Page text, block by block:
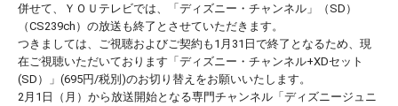
併せて、ＹＯＵテレビでは、「ディズニー・チャンネル」（SD）
（CS239ch）の放送も終了とさせていただきます。
つきましては、ご視聴およびご契約も1月31日で終了となるため、現
在ご視聴いただいております「ディズニー・チャンネル+XDセット
(SD）」(695円/税別)のお切り替えをお願いいたします。
2月1日（月）から放送開始となる専門チャンネル「ディズニージュニ